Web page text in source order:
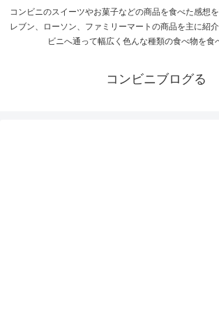
コンビニのスイーツやお菓子などの商品を食べた感想
レブン、ローソン、ファミリーマートの商品を主に紹
ビニへ通って幅広く色んな種類の食べ物を食
コンビニブログる